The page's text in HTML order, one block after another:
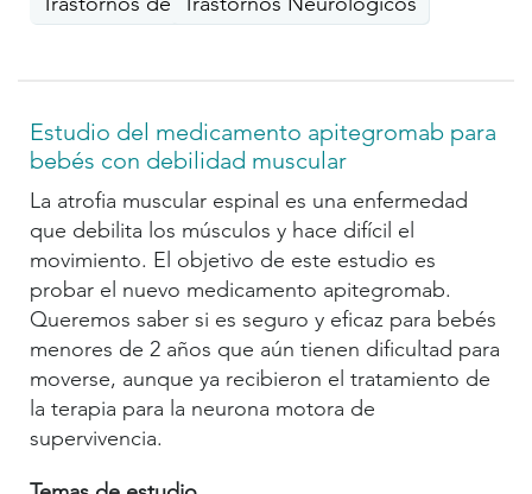
Estudio del medicamento apitegromab para
bebés con debilidad muscular
La atrofia muscular espinal es una enfermedad
que debilita los músculos y hace difícil el
movimiento. El objetivo de este estudio es
probar el nuevo medicamento apitegromab.
Queremos saber si es seguro y eficaz para bebés
menores de 2 años que aún tienen dificultad para
moverse, aunque ya recibieron el tratamiento de
la terapia para la neurona motora de
supervivencia.